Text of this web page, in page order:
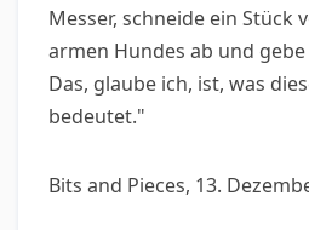
Messer, schneide ein Stück
armen Hundes ab und gebe
Das, glaube ich, ist, was
bedeutet."
Bits and Pieces, 13.